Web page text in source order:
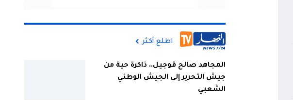
اطلع أكثر
المجاهد صالح قوجيل.. ذاكرة حية من
جيش التحرير إلى الجيش الوطني
الشعبي